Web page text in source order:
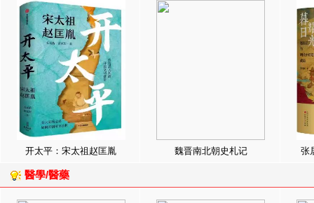
开太平：宋太祖赵匡胤 魏晋南北朝史札记 张
醫學/醫藥